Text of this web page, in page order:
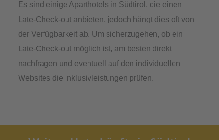
Es sind einige Aparthotels in Südtirol, die einen
Late-Check-out anbieten, jedoch hängt dies oft von
der Verfügbarkeit ab. Um sicherzugehen, ob ein
Late-Check-out möglich ist, am besten direkt
nachfragen und eventuell auf den individuellen
Websites die Inklusivleistungen prüfen.